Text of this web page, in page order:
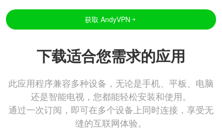
获取 AndyVPN
下载适合您需求的应用
此应用程序兼容多种设备，无论是手机、平板、电脑
还是智能电视，您都能轻松安装和使用。
通过一次订阅，即可在多个设备上同时连接，享受无
缝的互联网体验。